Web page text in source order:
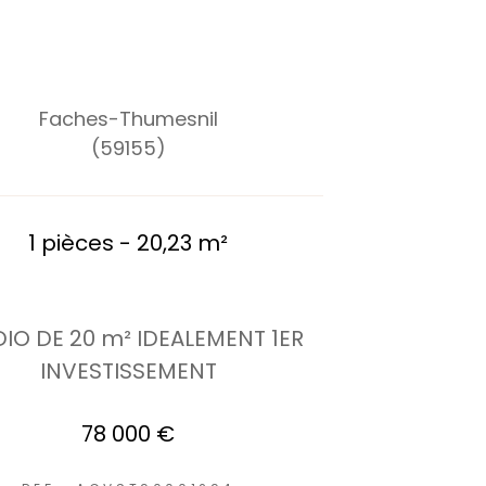
Faches-Thumesnil
(59155)
1 pièces - 20,23 m²
DE 20 m² IDEALEMENT 1ER
INVESTISSEMENT
78 000 €